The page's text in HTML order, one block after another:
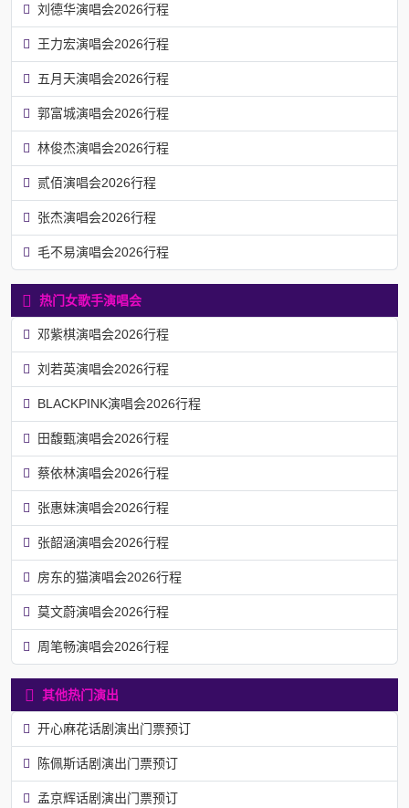
刘德华演唱会2026行程
王力宏演唱会2026行程
五月天演唱会2026行程
郭富城演唱会2026行程
林俊杰演唱会2026行程
贰佰演唱会2026行程
张杰演唱会2026行程
毛不易演唱会2026行程
热门女歌手演唱会
邓紫棋演唱会2026行程
刘若英演唱会2026行程
BLACKPINK演唱会2026行程
田馥甄演唱会2026行程
蔡依林演唱会2026行程
张惠妹演唱会2026行程
张韶涵演唱会2026行程
房东的猫演唱会2026行程
莫文蔚演唱会2026行程
周笔畅演唱会2026行程
其他热门演出
开心麻花话剧演出门票预订
陈佩斯话剧演出门票预订
孟京辉话剧演出门票预订